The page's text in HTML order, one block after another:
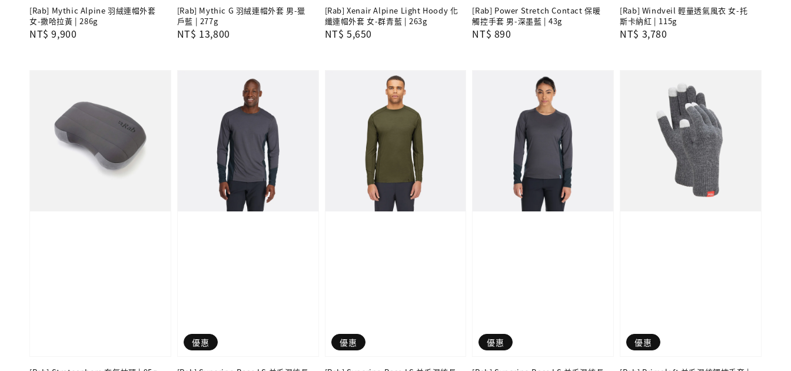
[Rab] Mythic Alpine 羽絨連帽外套
女-撒哈拉黃 | 286g
Regular
NT$ 9,900
[Rab] Mythic G 羽絨連帽外套 男-獵
戶藍 | 277g
Regular
NT$ 13,800
[Rab] Xenair Alpine Light Hoody 化
纖連帽外套 女-群青藍 | 263g
Regular
NT$ 5,650
[Rab] Power Stretch Contact 保暖
觸控手套 男-深墨藍 | 43g
Regular
NT$ 890
[Rab] Windveil 輕量透氣風衣 女-托
斯卡納紅 | 115g
Regular
NT$ 3,780
優惠 優惠 優惠 優惠